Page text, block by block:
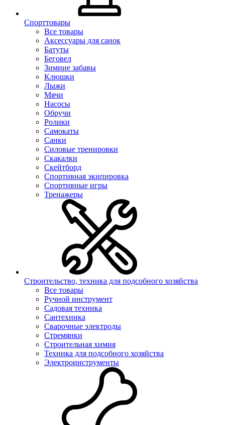
Спорттовары
Все товары
Аксессуары для санок
Батуты
Беговел
Зимние забавы
Клюшки
Лыжи
Мячи
Насосы
Обручи
Ролики
Самокаты
Санки
Силовые тренировки
Скакалки
Скейтборд
Спортивная экипировка
Спортивные игры
Тренажеры
Строительство, техника для подсобного хозяйства
Все товары
Ручной инструмент
Садовая техника
Сантехника
Сварочные электроды
Стремянки
Строительная химия
Техника для подсобного хозяйства
Электроинструменты